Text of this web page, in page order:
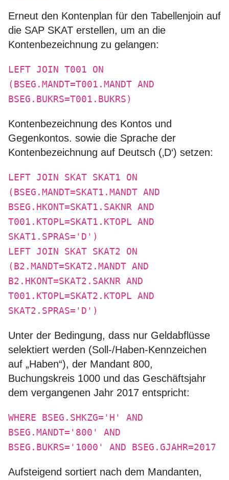
Erneut den Kontenplan für den Tabellenjoin auf
die SAP SKAT erstellen, um an die
Kontenbezeichnung zu gelangen:
LEFT JOIN T001 ON
(BSEG.MANDT=T001.MANDT AND
BSEG.BUKRS=T001.BUKRS)
Kontenbezeichnung des Kontos und
Gegenkontos. sowie die Sprache der
Kontenbezeichnung auf Deutsch (‚D‘) setzen:
LEFT JOIN SKAT SKAT1 ON
(BSEG.MANDT=SKAT1.MANDT AND
BSEG.HKONT=SKAT1.SAKNR AND
T001.KTOPL=SKAT1.KTOPL AND
SKAT1.SPRAS='D')
LEFT JOIN SKAT SKAT2 ON
(B2.MANDT=SKAT2.MANDT AND
B2.HKONT=SKAT2.SAKNR AND
T001.KTOPL=SKAT2.KTOPL AND
SKAT2.SPRAS='D')
Unter der Bedingung, dass nur Geldabflüsse
selektiert werden (Soll-/Haben-Kennzeichen
auf „Haben“), der Mandant 800,
Buchungskreis 1000 und das Geschäftsjahr
dem vergangenen Jahr 2017 entspricht:
WHERE BSEG.SHKZG='H' AND
BSEG.MANDT='800' AND
BSEG.BUKRS='1000' AND BSEG.GJAHR=2017
Aufsteigend sortiert nach dem Mandanten,